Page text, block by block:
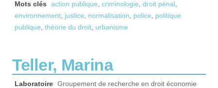
Mots clés action publique, criminologie, droit pénal ,
environnement, justice, normalisation, police, politique
publique, théorie du droit, urbanisme
Teller, Marina
Laboratoire Groupement de recherche en droit économie